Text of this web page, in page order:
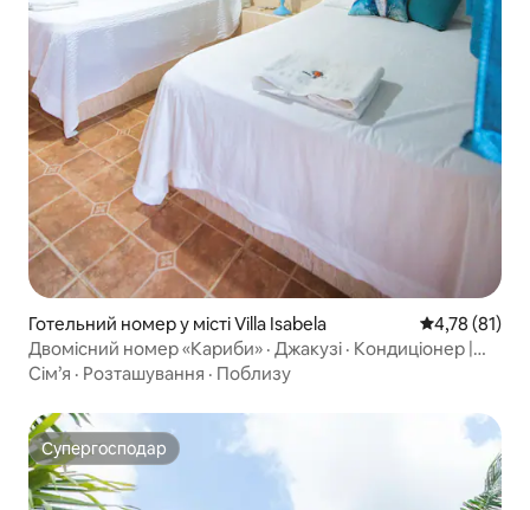
Готельний номер у місті Villa Isabela Середня
4,78 (81)
Двомісний номер «Кариби» · Джакузі · Кондиціонер |
Вілла Yudith
Сім’я · Розташування · Поблизу
Супергосподар
Супергосподар